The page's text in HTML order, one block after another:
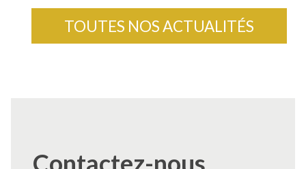
TOUTES NOS ACTUALITÉS
Contactez-nous